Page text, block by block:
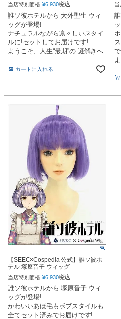
当店特別価格 ¥6,930税込
誰ソ彼ホテルから 大外聖生 ウィ
ッグが登場!
ナチュラルながら凛々しいスタイ
ルに!セットしてお届けです!
ようこそ、人生“最期”の 謎解きへ
カートに入れる
当
【SEEC×Cospedia 公式】誰ソ彼ホ
テル 塚原音子 ウィッグ
当店特別価格 ¥6,930税込
誰ソ彼ホテルから 塚原音子 ウィ
ッグが登場!
かわいいあほ毛もボブスタイルも
全てセット済みでお届けです!